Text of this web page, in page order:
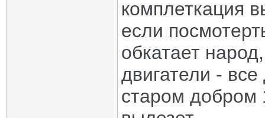
комплеткация
если
обкатает
двигатели -
старом добром